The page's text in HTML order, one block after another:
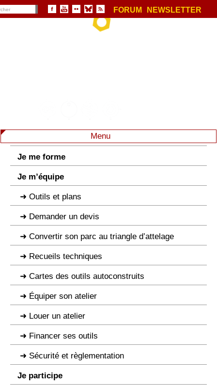
FORUM NEWSLETTER
Menu
Je me forme
Je m’équipe
Outils et plans
Demander un devis
Convertir son parc au triangle d’attelage
Recueils techniques
Cartes des outils autoconstruits
Équiper son atelier
Louer un atelier
Financer ses outils
Sécurité et règlementation
Je participe